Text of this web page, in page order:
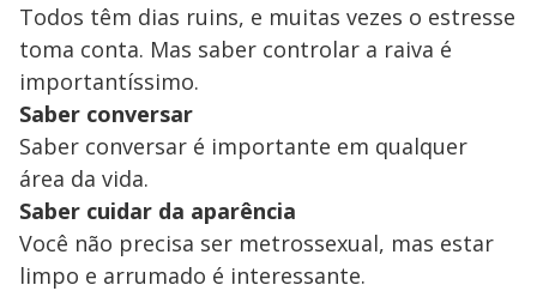
Todos têm dias ruins, e muitas vezes o estresse
toma conta. Mas saber controlar a raiva é
importantíssimo.
Saber conversar
Saber conversar é importante em qualquer
área da vida.
Saber cuidar da aparência
Você não precisa ser metrossexual, mas estar
limpo e arrumado é interessante.